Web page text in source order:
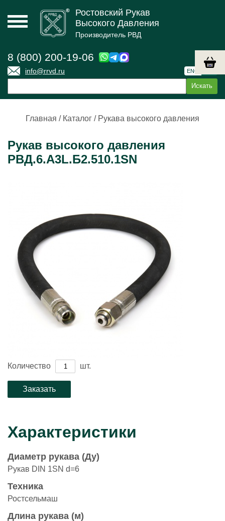
Ростовский Рукав
Высокого Давления
Производитель РВД
8 (800) 200-19-06
info@rrvd.ru ENG
Главная / Каталог / Рукава высокого давления
Рукав высокого давления
РВД.6.А3L.Б2.510.1SN
Количество шт.
Характеристики
Диаметр рукава (Ду)
Рукав DIN 1SN d=6
Техника
Ростсельмаш
Длина рукава (м)